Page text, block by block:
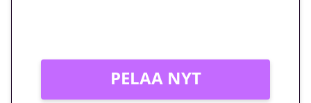
PELAA NYT